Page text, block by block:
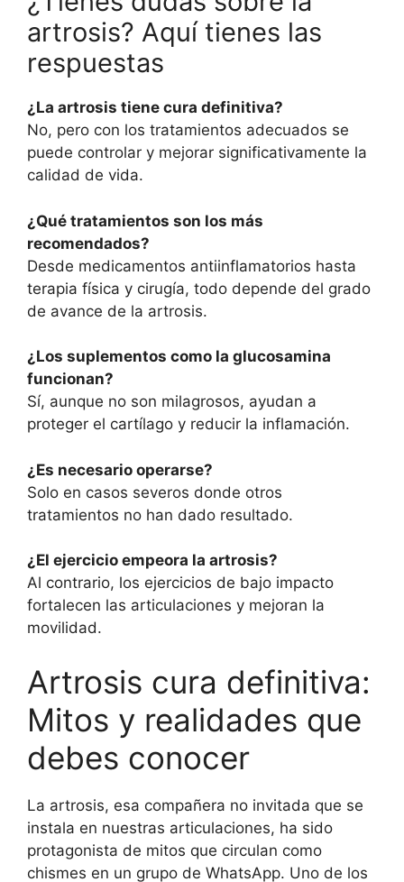
artrosis? Aquí tienes las
respuestas
¿La artrosis tiene cura definitiva?
No, pero con los tratamientos adecuados se
puede controlar y mejorar significativamente la
calidad de vida.
¿Qué tratamientos son los más
recomendados?
Desde medicamentos antiinflamatorios hasta
terapia física y cirugía, todo depende del grado
de avance de la artrosis.
¿Los suplementos como la glucosamina
funcionan?
Sí, aunque no son milagrosos, ayudan a
proteger el cartílago y reducir la inflamación.
¿Es necesario operarse?
Solo en casos severos donde otros
tratamientos no han dado resultado.
¿El ejercicio empeora la artrosis?
Al contrario, los ejercicios de bajo impacto
fortalecen las articulaciones y mejoran la
movilidad.
Artrosis cura definitiva:
Mitos y realidades que
debes conocer
La artrosis, esa compañera no invitada que se
instala en nuestras articulaciones, ha sido
protagonista de mitos que circulan como
chismes en un grupo de WhatsApp. Uno de los